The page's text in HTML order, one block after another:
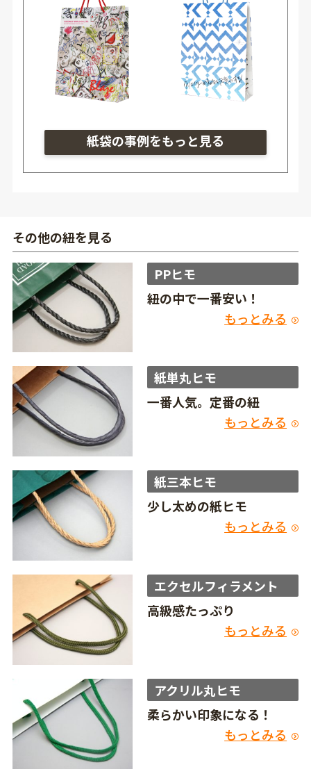
その他の紐を見る
PPヒモ
紐の中で一番安い！
もっとみる
紙単丸ヒモ
一番人気。定番の紐
もっとみる
紙三本ヒモ
少し太めの紙ヒモ
もっとみる
エクセルフィラメント
高級感たっぷり
もっとみる
アクリル丸ヒモ
柔らかい印象になる！
もっとみる